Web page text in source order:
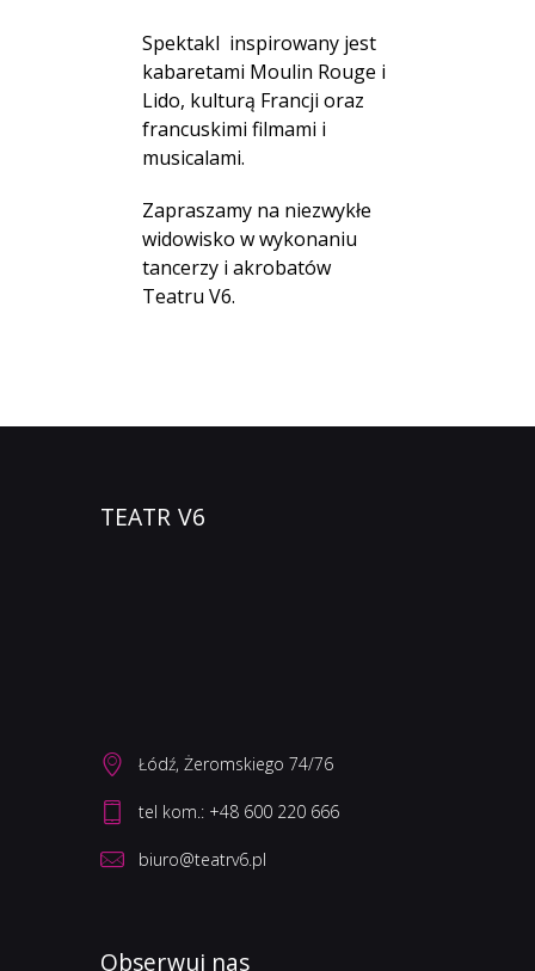
Spektakl inspirowany jest
kabaretami Moulin Rouge i
Lido, kulturą Francji oraz
francuskimi filmami i
musicalami.
Zapraszamy na niezwykłe
widowisko w wykonaniu
tancerzy i akrobatów
Teatru V6.
TEATR V6
Łódź, Żeromskiego 74/76
biuro@teatrv6.pl
Obserwuj nas